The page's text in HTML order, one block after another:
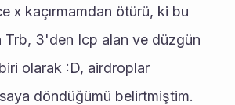
x kaçırmamdan ötürü, ki bu
Trb, 3'den Icp alan ve düzgün
olarak :D, airdroplar
döndüğümü belirtmiştim.